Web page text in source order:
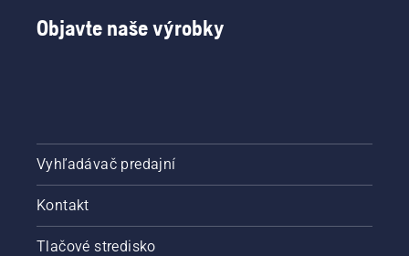
Objavte naše výrobky
Vyhľadávač predajní
Kontakt
Tlačové stredisko